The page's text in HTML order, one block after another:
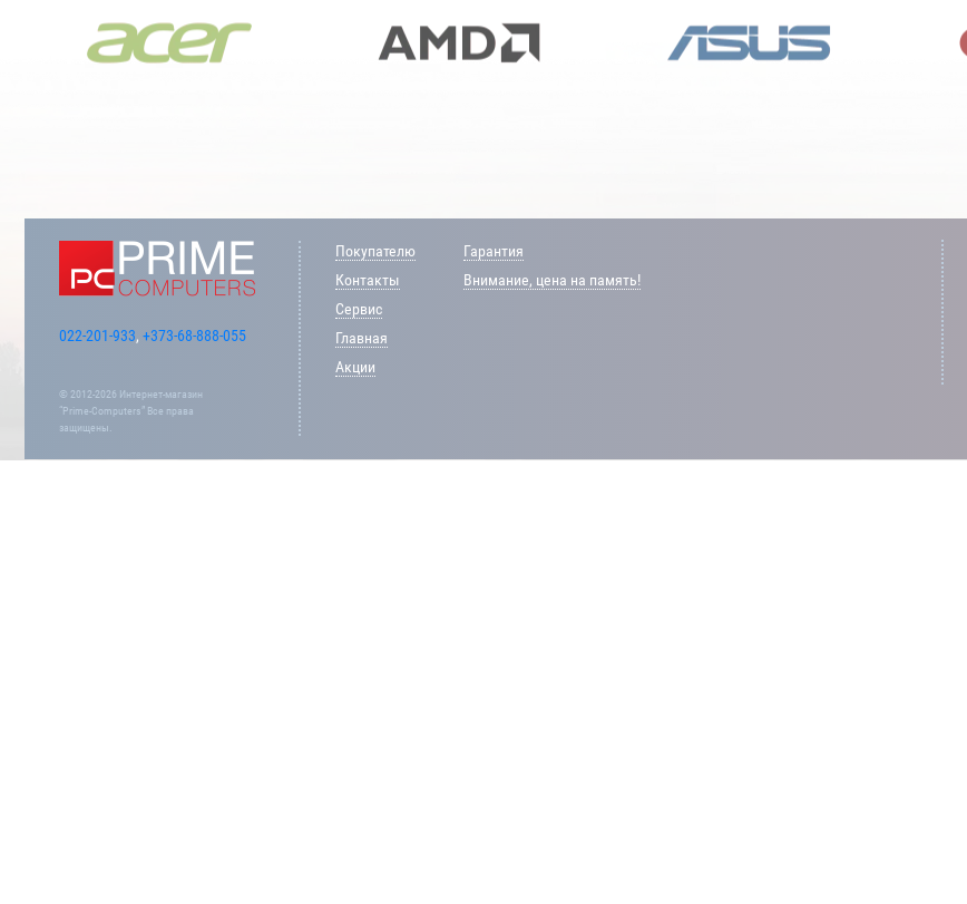
022-201-933, +373-68-888-055
© 2012-2026 Интернет-магазин
“Prime-Computers” Все права
защищены.
Покупателю
Контакты
Сервис
Главная
Акции
Гарантия
Внимание, цена на память!